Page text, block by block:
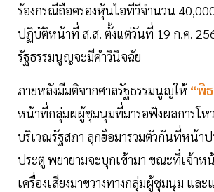
ร้องกรณีถือครองหุ้นไอทีวีจำนวน
ปฏิบัติหน้าที่ ส.ส. ตั้งแต่วันที่ 19 ก.ค.
รัฐธรรมนูญจะมีคำวินิจฉัย
ภายหลังมีมติจากศาลรัฐธรรมนูญให้ “พิ
หน้าที่กลุ่มผผู้ชุมนุมที่มารอฟังผลการโห
บริเวณรัฐสภา ลุกฮือมารวมตัวกันที่หน้าป
ประตู พยายามจะบุกเข้ามา ขณะที่เจ้าห
เครื่องเสียงมาขวางทางกลุ่มผู้ชุมนุม แล